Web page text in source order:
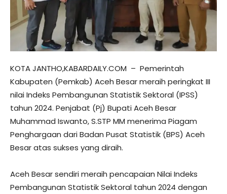
KOTA JANTHO,KABARDAILY.COM – Pemerintah
Kabupaten (Pemkab) Aceh Besar meraih peringkat III
nilai Indeks Pembangunan Statistik Sektoral (IPSS)
tahun 2024. Penjabat (Pj) Bupati Aceh Besar
Muhammad Iswanto, S.STP MM menerima Piagam
Penghargaan dari Badan Pusat Statistik (BPS) Aceh
Besar atas sukses yang diraih.
Aceh Besar sendiri meraih pencapaian Nilai Indeks
Pembangunan Statistik Sektoral tahun 2024 dengan